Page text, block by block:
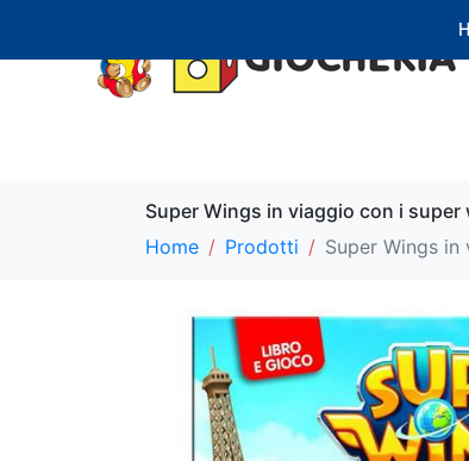
Super Wings in viaggio con i super
Home
Prodotti Super Wings